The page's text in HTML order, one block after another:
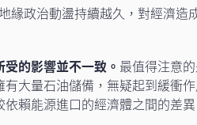
緣政治動盪持續越久，對經濟造
的影響並不一致。 最值得注意
有大量石油儲備，無疑起到緩衝
依賴能源進口的經濟體之間的差